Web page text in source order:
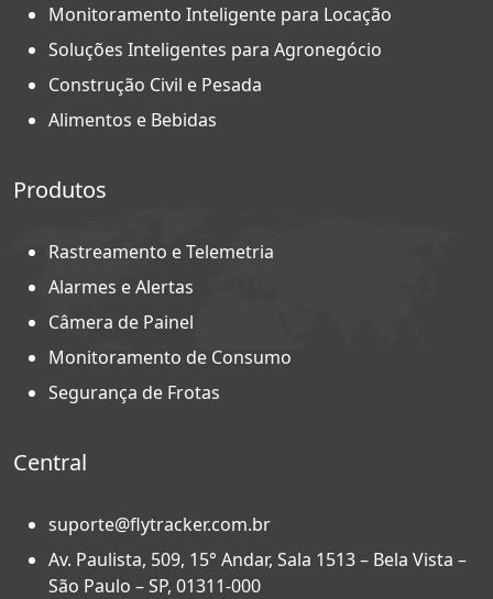
Monitoramento Inteligente para Locação
Soluções Inteligentes para Agronegócio
Construção Civil e Pesada
Alimentos e Bebidas
Produtos
Rastreamento e Telemetria
Alarmes e Alertas
Câmera de Painel
Monitoramento de Consumo
Segurança de Frotas
Central
suporte@flytracker.com.br
Av. Paulista, 509, 15° Andar, Sala 1513 – Bela Vista –
São Paulo – SP, 01311-000